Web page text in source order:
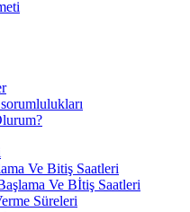
Ve Bitiş Saatleri
Ve Bİtiş Saatleri
Süreleri